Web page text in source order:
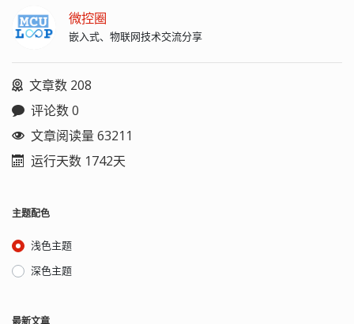
微控圈
嵌入式、物联网技术交流分享
文章数 208
评论数 0
文章阅读量 63211
运行天数 1742天
主题配色
浅色主题
深色主题